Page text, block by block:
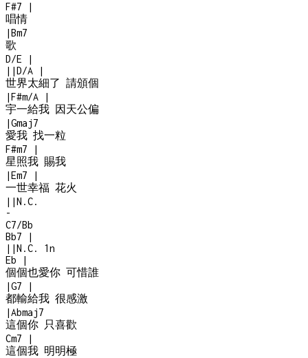
F#7
|
唱情
|Bm7
歌
D/E
|
| |D/A
|
世界太細了 請頒個
|F#m/A
|
宇一給我 因天公偏
|Gmaj7
愛我 找一粒
F#m7
|
星照我 賜我
|Em7
|
一世幸福 花火
| |N.C.
-
C7/Bb
Bb7
|
| |N.C.
1n
Eb
|
個個也愛你 可惜誰
|G7
|
都輸給我 很感激
|Abmaj7
這個你 只喜歡
Cm7
|
這個我 明明極